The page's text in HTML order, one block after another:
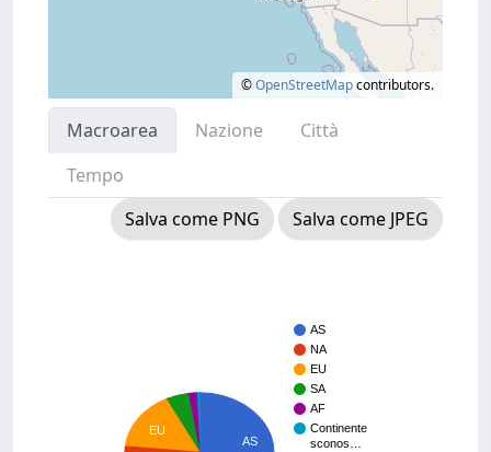
©OpenStreetMapcontributors.
Macroarea Nazione
Città
Tempo
Salva come PNG
Salva come JPEG
AS
NA
EU
SA
AF
Continente
sconos…
AS
EU